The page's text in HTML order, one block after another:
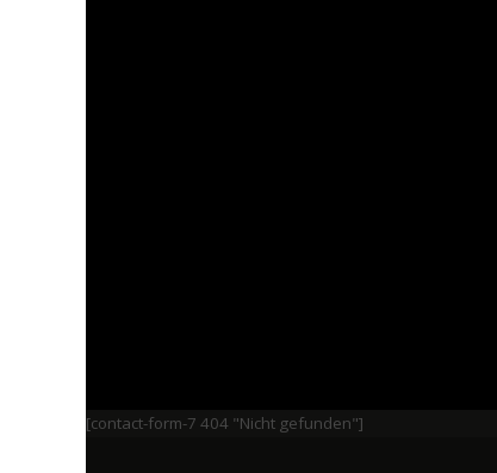
[contact-form-7 404 "Nicht gefunden"]